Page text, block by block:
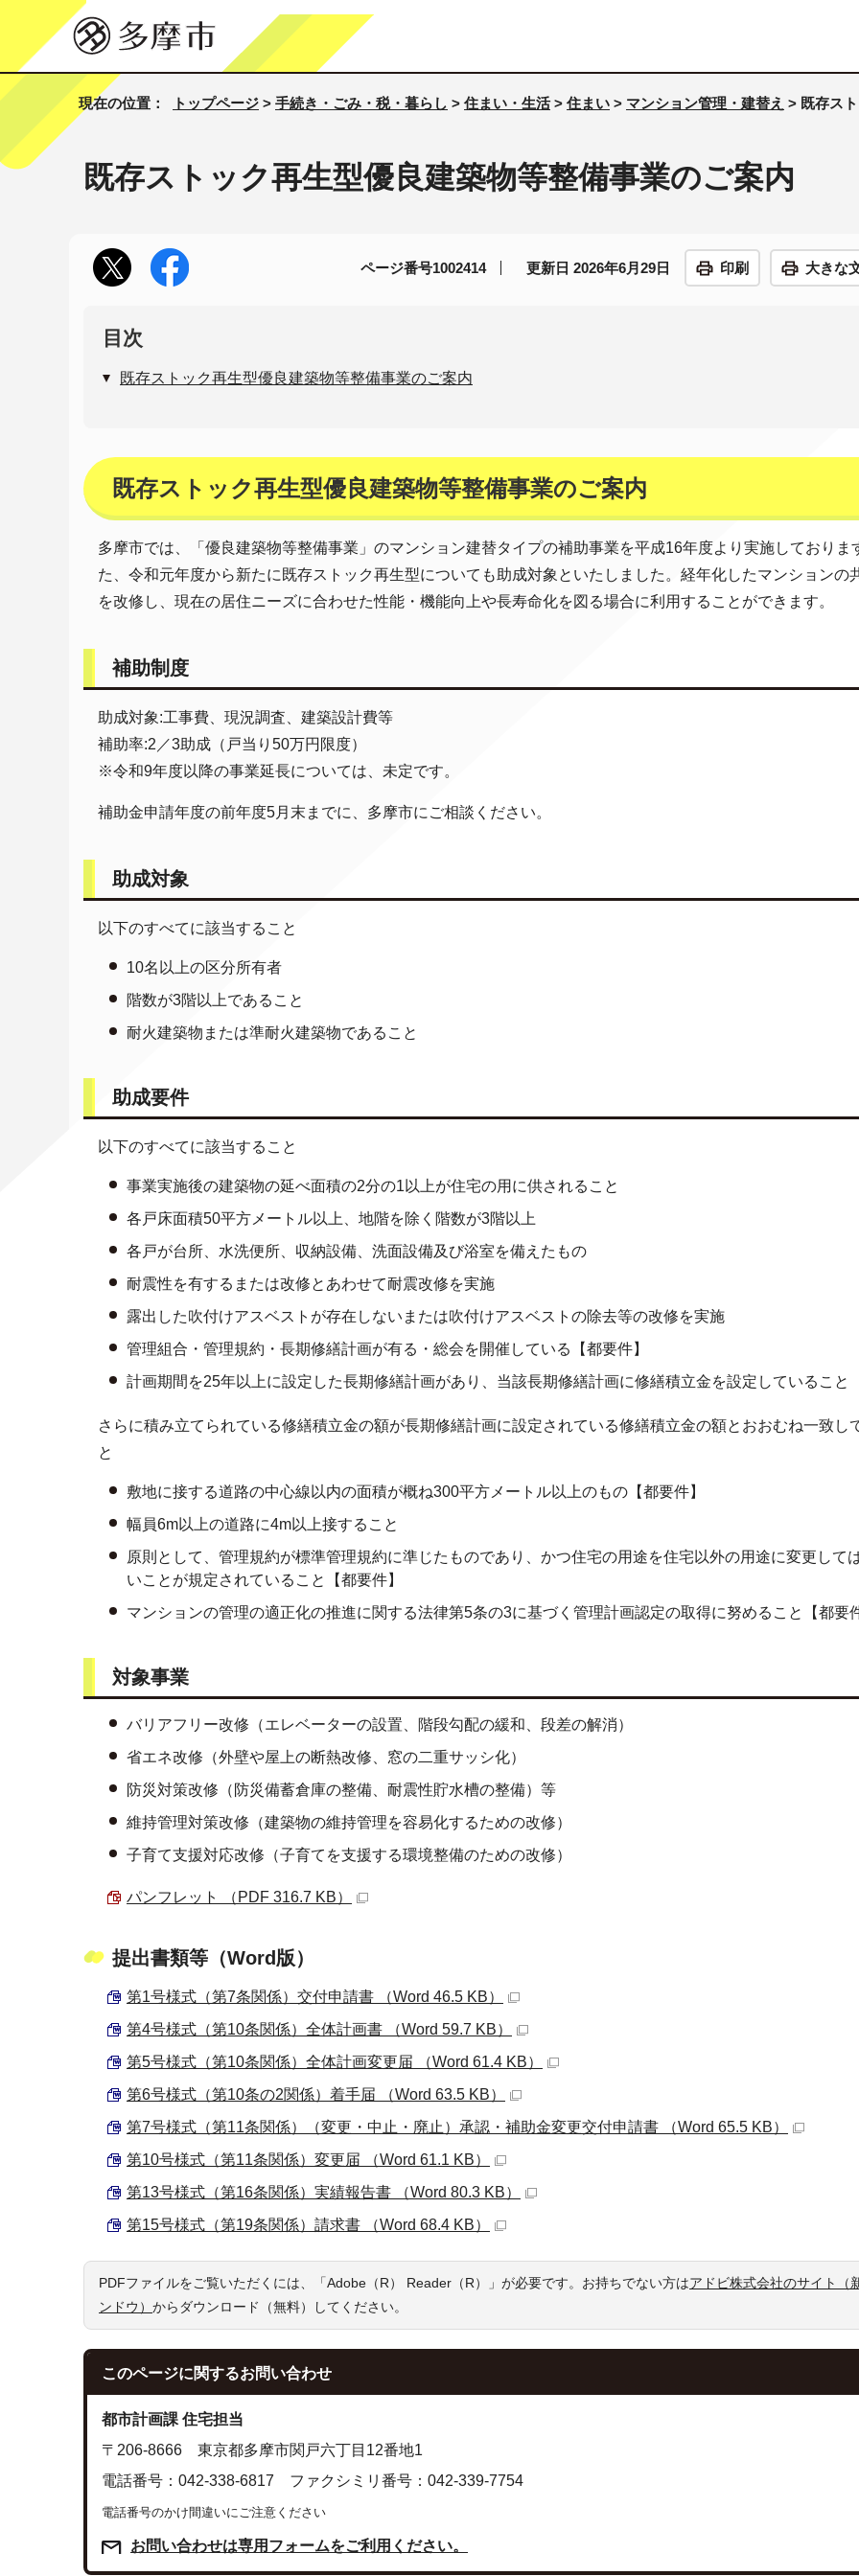
現在の位置： トップページ > 手続き・ごみ・税・暮らし > 住まい・生活> 住まい > マンション管理・建替え > 既存ス
既存ストック再生型優良建築物等整備事業のご案内
ページ番号1002414 更新日 2026年6月29日 印刷 大きな
目次
既存ストック再生型優良建築物等整備事業のご案内
既存ストック再生型優良建築物等整備事業のご案内
多摩市では、「優良建築物等整備事業」のマンション建替タイプの補助事業を平成16年度より実施しておりま
た、令和元年度から新たに既存ストック再生型についても助成対象といたしました。経年化したマンションの
を改修し、現在の居住ニーズに合わせた性能・機能向上や長寿命化を図る場合に利用することができます。
補助制度
助成対象:工事費、現況調査、建築設計費等
補助率:2／3助成（戸当り50万円限度）
※令和9年度以降の事業延長については、未定です。
補助金申請年度の前年度5月末までに、多摩市にご相談ください。
助成対象
以下のすべてに該当すること
10名以上の区分所有者
階数が3階以上であること
耐火建築物または準耐火建築物であること
助成要件
以下のすべてに該当すること
事業実施後の建築物の延べ面積の2分の1以上が住宅の用に供されること
各戸床面積50平方メートル以上、地階を除く階数が3階以上
各戸が台所、水洗便所、収納設備、洗面設備及び浴室を備えたもの
耐震性を有するまたは改修とあわせて耐震改修を実施
露出した吹付けアスベストが存在しないまたは吹付けアスベストの除去等の改修を実施
管理組合・管理規約・長期修繕計画が有る・総会を開催している【都要件】
計画期間を25年以上に設定した長期修繕計画があり、当該長期修繕計画に修繕積立金を設定していること
さらに積み立てられている修繕積立金の額が長期修繕計画に設定されている修繕積立金の額とおおむね一致し
と
敷地に接する道路の中心線以内の面積が概ね300平方メートル以上のもの【都要件】
幅員6m以上の道路に4m以上接すること
原則として、管理規約が標準管理規約に準じたものであり、かつ住宅の用途を住宅以外の用途に変更して
いことが規定されていること【都要件】
マンションの管理の適正化の推進に関する法律第5条の3に基づく管理計画認定の取得に努めること【都要
対象事業
バリアフリー改修（エレベーターの設置、階段勾配の緩和、段差の解消）
省エネ改修（外壁や屋上の断熱改修、窓の二重サッシ化）
防災対策改修（防災備蓄倉庫の整備、耐震性貯水槽の整備）等
維持管理対策改修（建築物の維持管理を容易化するための改修）
子育て支援対応改修（子育てを支援する環境整備のための改修）
パンフレット （PDF 316.7 KB）
提出書類等（Word版）
第1号様式（第7条関係）交付申請書 （Word 46.5 KB）
第4号様式（第10条関係）全体計画書 （Word 59.7 KB）
第5号様式（第10条関係）全体計画変更届 （Word 61.4 KB）
第6号様式（第10条の2関係）着手届 （Word 63.5 KB）
第7号様式（第11条関係）（変更・中止・廃止）承認・補助金変更交付申請書 （Word 65.5 KB）
第10号様式（第11条関係）変更届 （Word 61.1 KB）
第13号様式（第16条関係）実績報告書 （Word 80.3 KB）
第15号様式（第19条関係）請求書 （Word 68.4 KB）
PDFファイルをご覧いただくには、「Adobe（R） Reader（R）」が必要です。お持ちでない方はアドビ株式会社のサイト（
ンドウ） からダウンロード（無料）してください。
このページに関するお問い合わせ
都市計画課 住宅担当
〒206-8666 東京都多摩市関戸六丁目12番地1
電話番号：042-338-6817 ファクシミリ番号：042-339-7754
電話番号のかけ間違いにご注意ください
お問い合わせは専用フォームをご利用ください。